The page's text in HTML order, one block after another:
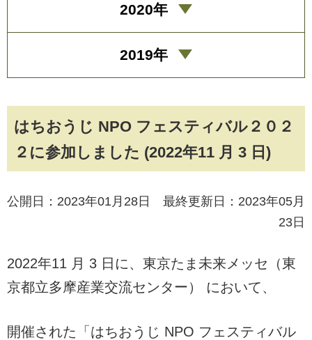
はちおうじ NPO フェスティバル２０２
２に参加しました (2022年11 月 3 日)
公開日：2023年01月28日 最終更新日：2023年05月
23日
2022年11 月 3 日に、東京たま未来メッセ（東
京都立多摩産業交流センター） において、
開催された「はちおうじ NPO フェスティバル
2020年
2019年